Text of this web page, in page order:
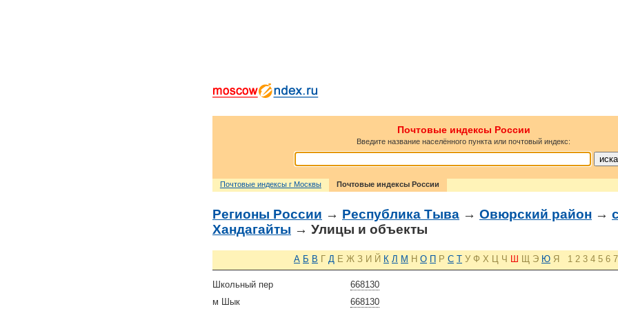
Почтовые индексы России
Введите название населённого пункта или почтовый индекс:
Почтовые индексы г Москвы Почтовые индексы России
Регионы России → Республика Тыва → Овюрский район →
Хандагайты → Улицы и объекты
А Б В Г Д Е Ж З И Й К Л М Н О П Р С Т У Ф Х Ц Ч Ш Щ Э Ю Я 1 2 3 4 5 6 7
668130
Школьный пер
668130
м Шык